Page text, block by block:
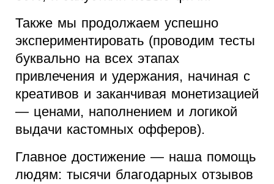
Также мы продолжаем успешно
экспериментировать (проводим тесты
буквально на всех этапах
привлечения и удержания, начиная с
креативов и заканчивая монетизацией
— ценами, наполнением и логикой
выдачи кастомных офферов).
Главное достижение — наша помощь
людям: тысячи благодарных отзывов